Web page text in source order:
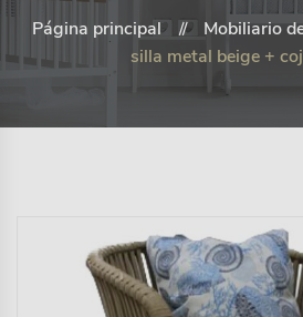
Página principal Mobiliario
silla metal beige +